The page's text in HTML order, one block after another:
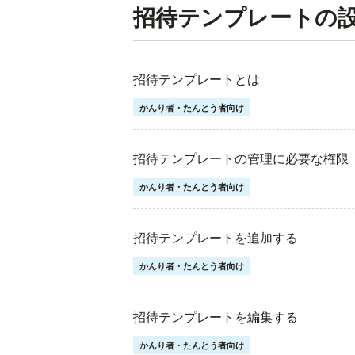
招待テンプレートの
招待テンプレートとは
かんり者・たんとう者向け
招待テンプレートの管理に必要な権限
かんり者・たんとう者向け
招待テンプレートを追加する
かんり者・たんとう者向け
招待テンプレートを編集する
かんり者・たんとう者向け